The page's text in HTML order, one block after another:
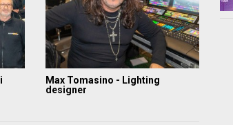
Max Tomasino - Lighting
designer